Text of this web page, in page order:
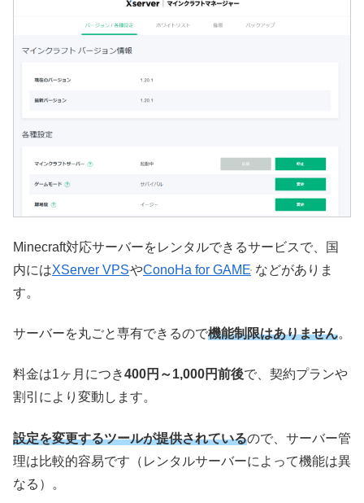
Minecraft対応サーバーをレンタルできるサービスで、国
内にはXServer VPSやConoHa for GAME などがありま
す。
サーバーを丸ごと専有できるので機能制限はありません。
料金は1ヶ月につき400円～1,000円前後で、契約プランや
割引により変動します。
設定を変更するツールが提供されているので、サーバー管
理は比較的容易です（レンタルサーバーによって機能は異
なる）。